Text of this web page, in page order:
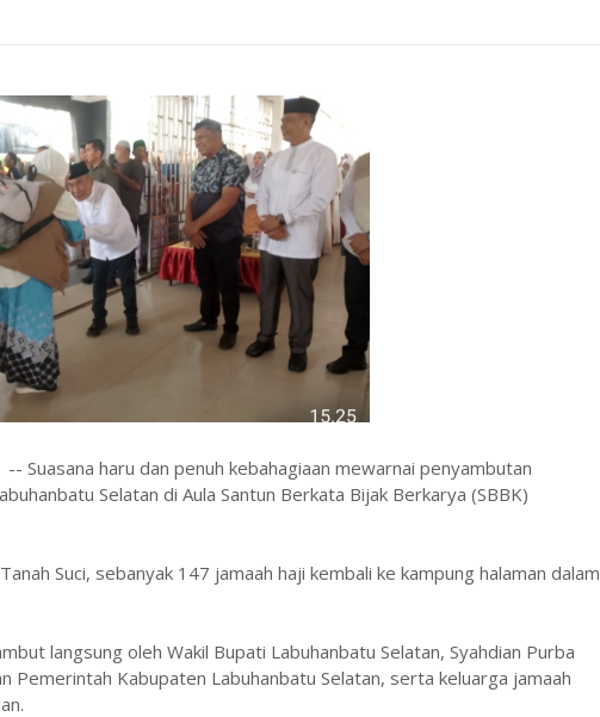
‎Suasana haru dan penuh kebahagiaan mewarnai penyambutan
Selatan di Aula Santun Berkata Bijak Berkarya (SBBK)
Suci, sebanyak 147 jamaah haji kembali ke kampung halaman dalam
langsung oleh Wakil Bupati Labuhanbatu Selatan, Syahdian Purba
Pemerintah Kabupaten Labuhanbatu Selatan, serta keluarga jamaah